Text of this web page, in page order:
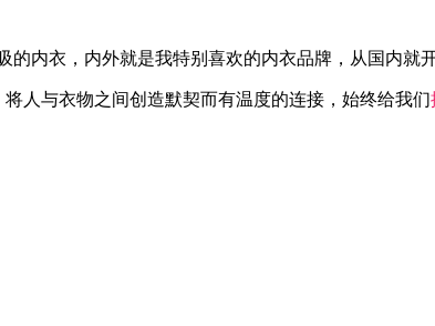
内衣，内外就是我特别喜欢的内衣品牌，从国内就
将人与衣物之间创造默契而有温度的连接，始终给我们